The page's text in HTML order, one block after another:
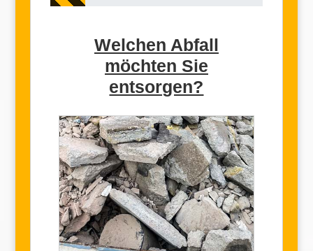
Welchen Abfall
möchten Sie
entsorgen?